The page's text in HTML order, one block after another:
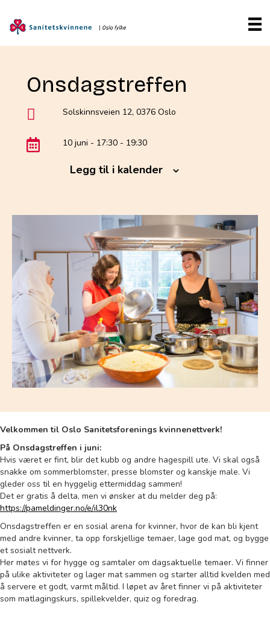
Onsdagstreffen
Solskinnsveien 12, 0376 Oslo
10 juni - 17:30 - 19:30
Legg til i kalender
Velkommen til Oslo Sanitetsforenings kvinnenettverk!
På Onsdagstreffen i juni:
Hvis været er fint, blir det kubb og andre hagespill ute. Vi skal også
snakke om sommerblomster, presse blomster og kanskje male. Vi
gleder oss til en hyggelig ettermiddag sammen!
Det er gratis å delta, men vi ønsker at du melder deg på:
https://pameldinger.no/e/il30nk
Onsdagstreffen er en sosial arena for kvinner, hvor de kan bli kjent
med andre kvinner, ta opp forskjellige temaer, lage god mat, og bygge
et sosialt nettverk.
Her møtes vi for hygge og samtaler om dagsaktuelle temaer. Vi finner
på ulike aktiviteter og lager mat sammen og starter alltid kvelden med
å servere et godt, varmt måltid. I løpet av året finner vi på aktiviteter
som matlagingskurs, spillekvelder, quiz og foredrag.